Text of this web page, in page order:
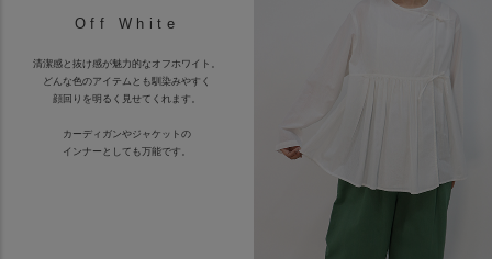
Off White
清潔感と抜け感が魅力的なオフホワイト。
どんな色のアイテムとも馴染みやすく
顔回りを明るく見せてくれます。
カーディガンやジャケットの
インナーとしても万能です。